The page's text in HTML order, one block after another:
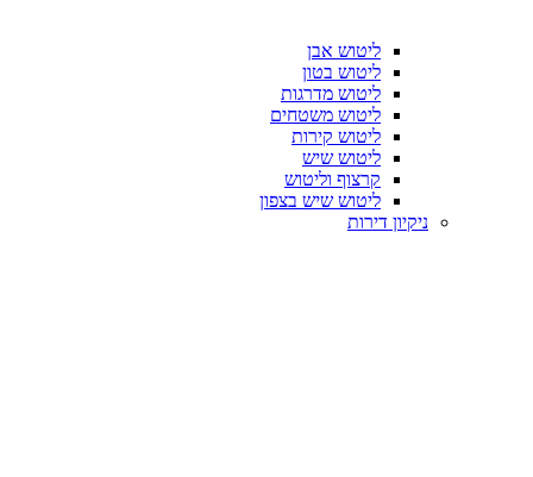
ליטוש אבן
ליטוש בטון
ליטוש מדרגות
ליטוש משטחים
ליטוש קירות
ליטוש שיש
קרצוף וליטוש
ליטוש שיש בצפון
ניקיון דירות